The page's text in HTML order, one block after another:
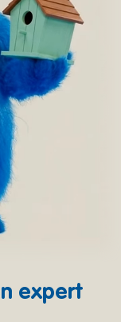
van het
expert